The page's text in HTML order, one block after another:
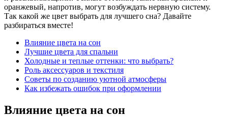
оранжевый, напротив, могут возбуждать нервную систему.
Так какой же цвет выбрать для лучшего сна? Давайте
разбираться вместе!
Влияние цвета на сон
Лучшие цвета для спальни
Холодные и теплые оттенки: что выбрать?
Роль аксессуаров и текстиля
Советы по созданию уютной атмосферы
Как избежать ошибок при оформлении
Влияние цвета на сон